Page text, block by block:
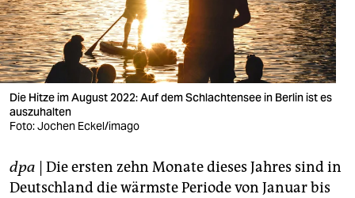
wahrheit
verlag
verlag
veranstaltungen
fragen & hilfe
Die Hitze im August 2022: Auf dem Schlachtensee in Berlin ist es
auszuhalten
Foto: Jochen Eckel/imago
dpa | Die ersten zehn Monate dieses Jahres sind in
Deutschland die wärmste Periode von Januar bis